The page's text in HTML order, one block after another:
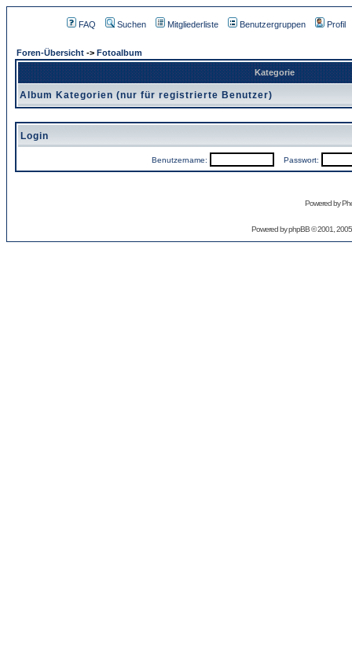
FAQ Suchen Mitgliederliste Benutzergruppen Profil
Foren-Übersicht -> Fotoalbum
Kategorie
Album Kategorien (nur für registrierte Benutzer)
Login
Benutzername: Passwort:
Powered by
Powered byphpBB© 2001,